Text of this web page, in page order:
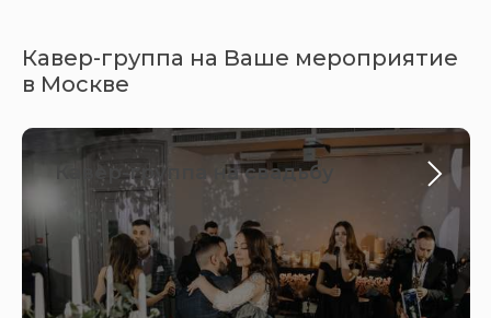
Кавер-группа на Ваше мероприятие
в Москве
Кавер-группа на свадьбу